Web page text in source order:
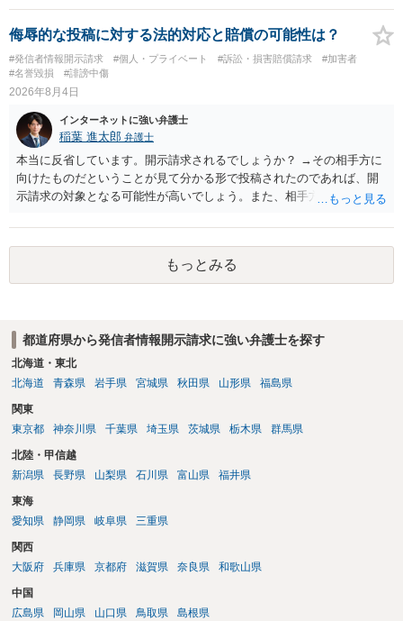
方が口頭で反論したのは、仮処分は迅速性が要求されるためです。 書
面での反論となれば、より遅延する可能性がございます。 また、本件
はXのため、APのIPアドレスの保存期間の問題もございます。 開示請
求は法律知識が不可欠ですが、それだけでは足りず、実務を踏まえた
方法を選択することが重要です。
侮辱的な投稿に対する法的対応と賠償の可能性は？
#発信者情報開示請求 #個人・プライベート #訴訟・損害賠償請求
#加害者
#名誉毀損
#誹謗中傷
2026年8月4日
インターネットに強い弁護士
稲葉 進太郎 弁護士
本当に反省しています。開示請求されるでしょうか？ →その相手方に
向けたものだということが見て分かる形で投稿されたのであれば、開
示請求の対象となる可能性が高いでしょう。また、相手方の投稿した
と存じます。発信者情報開示請求が進むと、投稿に使った回線の契約
者のところに、意見照会がなされます。アカウント情報開示の場合
は、アカウントの登録メールに意見照会がなされます。 また、された
場合賠償金はいくらでしょうか。 →ケースバイケースであり、数万円
もっとみる
都道府県から発信者情報開示請求に強い弁護士を探す
北海道・東北
北海道
青森県 岩手県 宮城県 秋田県 山形県 福島県
関東
東京都
神奈川県 千葉県 埼玉県 茨城県 栃木県 群馬県
北陸・甲信越
新潟県
長野県 山梨県 石川県 富山県 福井県
東海
愛知県
静岡県 岐阜県 三重県
関西
大阪府
兵庫県 京都府 滋賀県 奈良県 和歌山県
中国
広島県
岡山県 山口県 鳥取県 島根県